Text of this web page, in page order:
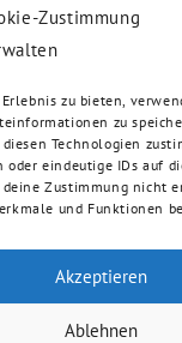
Zustimmung
zu bieten,
zu
diesen Technologien
eindeutige IDs auf
Zustimmung nicht
und Funktionen
Akzeptieren
Ablehnen